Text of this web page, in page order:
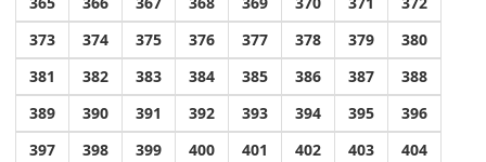
373
374 375 376 377 378 379
380
381
382 383 384 385 386 387
388
389
390 391 392 393 394 395
396
397
398 399 400 401 402 403
404